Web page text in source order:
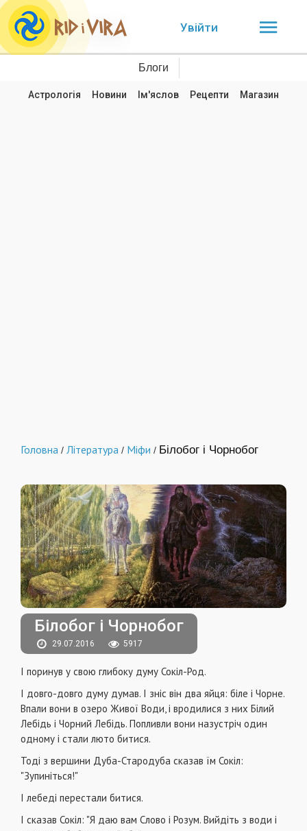
Увійти
Блоги
Астрологія Новини Ім'яслов Рецепти Магазин
Головна / Література / Міфи / Білобог і Чорнобог
Білобог і Чорнобог
29.07.2016 5917
І поринув у свою глибоку думу Сокіл-Род.
І довго-довго думу думав. І зніс він два яйця: біле і Чорне.
Впали вони в озеро Живої Води, і вродилися з них Білий
Лебідь і Чорний Лебідь. Попливли вони назустріч один
одному і стали люто битися.
Тоді з вершини Дуба-Стародуба сказав їм Сокіл:
"Зупиніться!"
І лебеді перестали битися.
І сказав Сокіл: "Я даю вам Слово і Розум. Вийдіть з води і